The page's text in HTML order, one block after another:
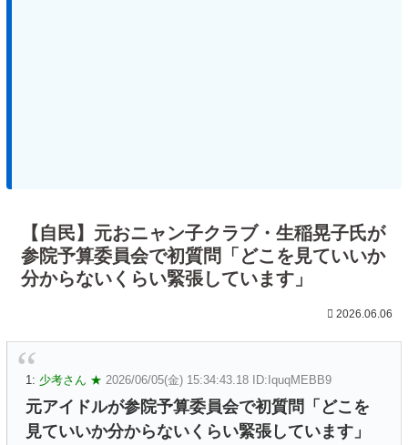
【自民】元おニャン子クラブ・生稲晃子氏が
参院予算委員会で初質問「どこを見ていいか
分からないくらい緊張しています」
2026.06.06
1: 少考さん ★ 2026/06/05(金) 15:34:43.18 ID:IquqMEBB9
元アイドルが参院予算委員会で初質問「どこを
見ていいか分からないくらい緊張しています」